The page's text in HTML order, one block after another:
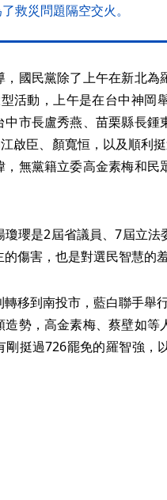
救災問題隔空交火。
，國民黨除了上午在新北
活動，上午是在台中神岡
中市長盧秀燕、苗栗縣長
啟臣、顏寬恒，以及順利
，無黨籍立委高金素梅和
瓊瓔是2屆省議員、7屆立
傷害，也是對選民智慧的
移到南投市，藍白聯手舉
造勢，高金素梅、蔡壁如
剛挺過726罷免的羅智強，